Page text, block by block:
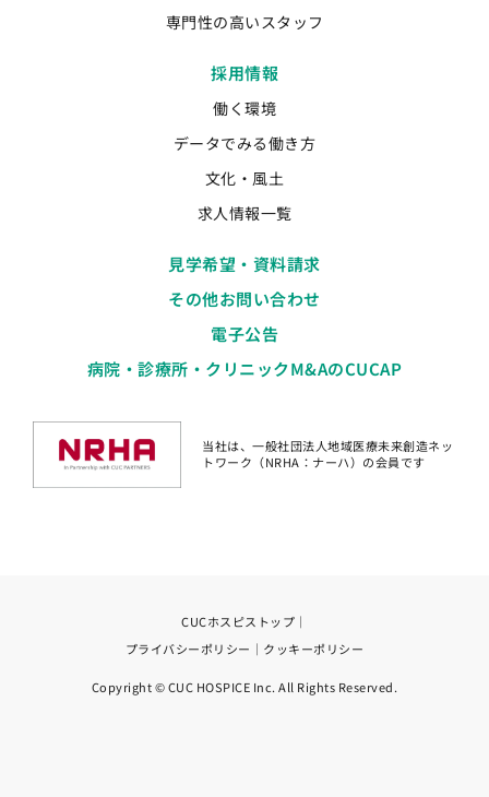
専門性の高いスタッフ
採用情報
働く環境
データでみる働き方
文化・風土
求人情報一覧
見学希望・資料請求
その他お問い合わせ
電子公告
病院・診療所・クリニックM&AのCUCAP
当社は、一般社団法人地域医療未来創造ネッ
トワーク（NRHA：ナーハ）の会員です
CUCホスピストップ ｜
プライバシーポリシー ｜ クッキーポリシー
Copyright © CUC HOSPICE Inc. All Rights Reserved.